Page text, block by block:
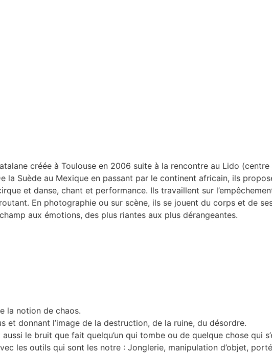
créée à Toulouse en 2006 suite à la rencontre au Lido
la Suède au Mexique en passant par le continent africain, ils
et danse, chant et performance. Ils travaillent sur
En photographie ou sur scène, ils se jouent du corps et de
aux émotions, des plus riantes aux plus dérangeantes.
la notion de chaos.
et donnant l’image de la destruction, de la ruine, du désordre.
le bruit que fait quelqu’un qui tombe ou de quelque chose qui
les outils qui sont les notre : Jonglerie, manipulation d’objet,